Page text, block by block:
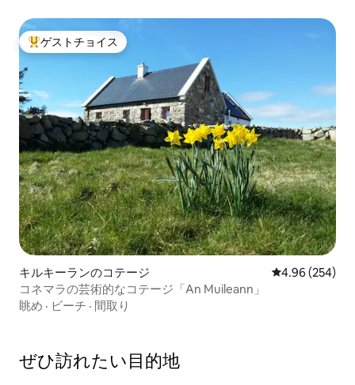
大好評のゲストチョイスです。
ゲストチョイス
キルキーランのコテージ レビュー254
4.96 (254)
コネマラの芸術的なコテージ「An Muileann」
眺め · ビーチ · 間取り
ぜひ訪⁠れ⁠た⁠い目⁠的⁠地